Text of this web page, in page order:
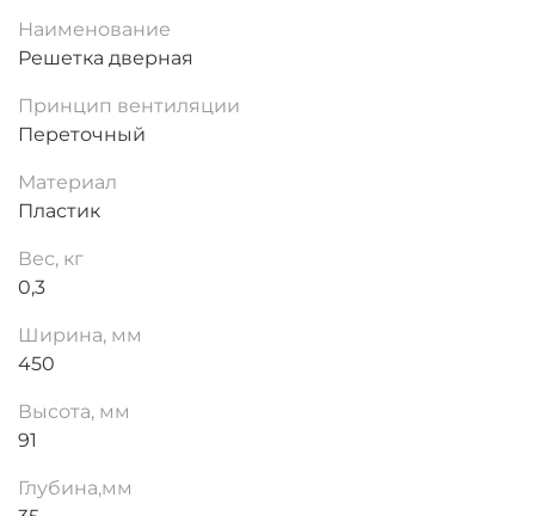
Наименование
Решетка дверная
Принцип вентиляции
Переточный
Материал
Пластик
Вес, кг
0,3
Ширина, мм
450
Высота, мм
91
Глубина,мм